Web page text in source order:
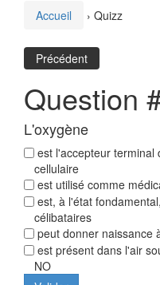
Accueil › Quizz
Précédent
Question
L'oxygène
est l'accepteur terminal
cellulaire
est utilisé comme
est, à l'état
célibataires
peut donner naissance
est présent dans l'air
NO